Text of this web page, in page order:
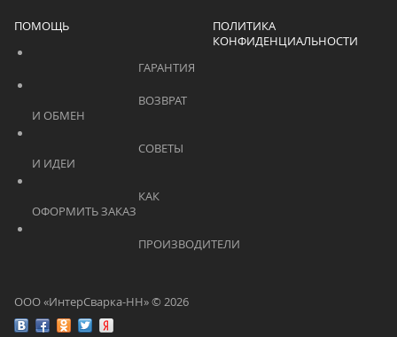
ООО «ИнтерСварка-НН» © 2026
ПОМОЩЬ
ПОЛИТИКА
КОНФИДЕНЦИАЛЬНОСТИ